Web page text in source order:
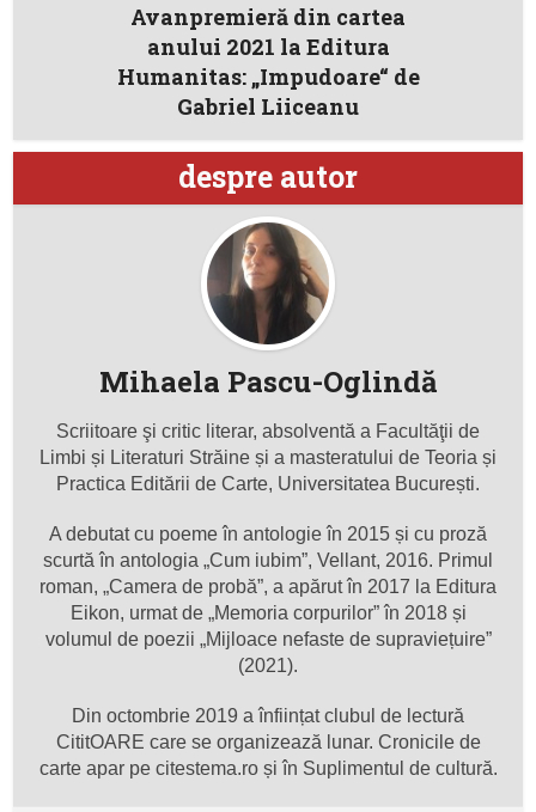
Avanpremieră din cartea
anului 2021 la Editura
Humanitas: „Impudoare“ de
Gabriel Liiceanu
despre autor
Mihaela Pascu-Oglindă
Scriitoare şi critic literar, absolventă a Facultăţii de
Limbi și Literaturi Străine și a masteratului de Teoria și
Practica Editării de Carte, Universitatea București.
A debutat cu poeme în antologie în 2015 și cu proză
scurtă în antologia „Cum iubim”, Vellant, 2016. Primul
roman, „Camera de probă”, a apărut în 2017 la Editura
Eikon, urmat de „Memoria corpurilor” în 2018 și
volumul de poezii „Mijloace nefaste de supraviețuire”
(2021).
Din octombrie 2019 a înființat clubul de lectură
CititOARE care se organizează lunar. Cronicile de
carte apar pe citestema.ro și în Suplimentul de cultură.